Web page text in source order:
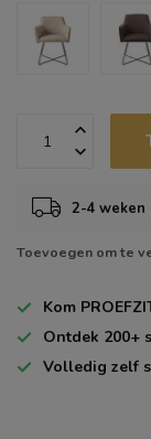
2-4 weken
Toevoegen om te
Kom
Ontdek 200+
Volledig zelf